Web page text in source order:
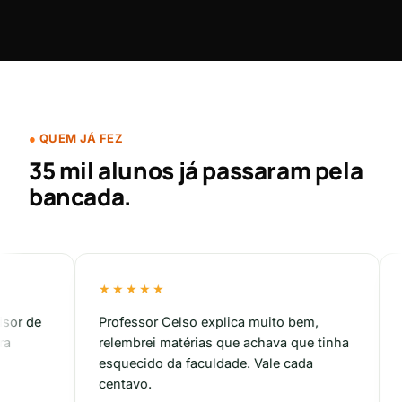
QUEM JÁ FEZ
35 mil alunos já passaram pela
bancada.
★★★★★
Professor Celso explica muito bem,
relembrei matérias que achava que tinha
esquecido da faculdade. Vale cada
centavo.